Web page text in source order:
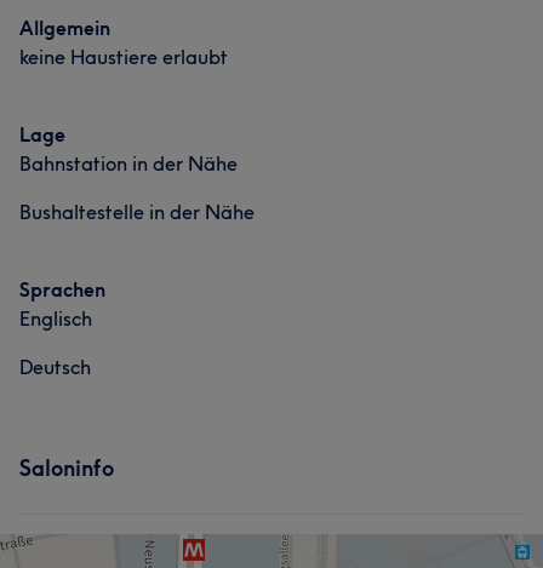
Allgemein
keine Haustiere erlaubt
Lage
Bahnstation in der Nähe
Bushaltestelle in der Nähe
Sprachen
Englisch
Deutsch
Saloninfo